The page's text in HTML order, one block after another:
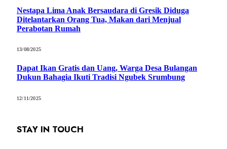
Nestapa Lima Anak Bersaudara di Gresik Diduga
Ditelantarkan Orang Tua, Makan dari Menjual
Perabotan Rumah
13/08/2025
Dapat Ikan Gratis dan Uang, Warga Desa Bulangan
Dukun Bahagia Ikuti Tradisi Ngubek Srumbung
12/11/2025
STAY IN TOUCH